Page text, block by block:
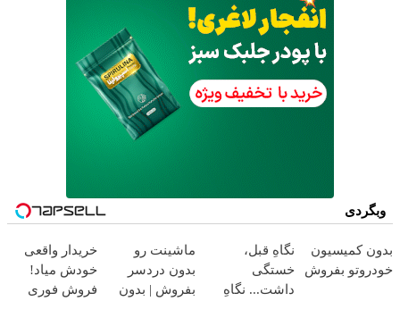
وبگردی
بدون کمیسیون
خودروتو بفروش
نگاهِ قبل،
خستگی
داشت... نگاهِ
ماشینت رو
بدون دردسر
بفروش | بدون
خریدار واقعی
خودش میاد!
فروش فوری